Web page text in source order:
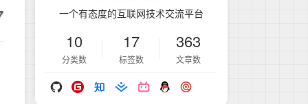
一个有态度的互联网技术交流平台
10
分类数
17
标签数
363
文章数